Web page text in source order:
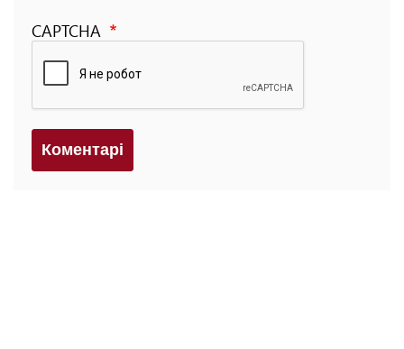
CAPTCHA
Коментарi